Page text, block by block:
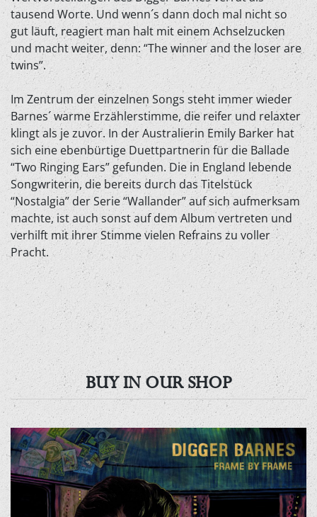
tausend Worte. Und wenn´s dann doch mal nicht so
gut läuft, reagiert man halt mit einem Achselzucken
und macht weiter, denn: “The winner and the loser are
twins”.
Im Zentrum der einzelnen Songs steht immer wieder
Barnes´ warme Erzählerstimme, die reifer und relaxter
klingt als je zuvor. In der Australierin Emily Barker hat
sich eine ebenbürtige Duettpartnerin für die Ballade
“Two Ringing Ears” gefunden. Die in England lebende
Songwriterin, die bereits durch das Titelstück
“Nostalgia” der Serie “Wallander” auf sich aufmerksam
machte, ist auch sonst auf dem Album vertreten und
verhilft mit ihrer Stimme vielen Refrains zu voller
Pracht.
BUY IN OUR SHOP